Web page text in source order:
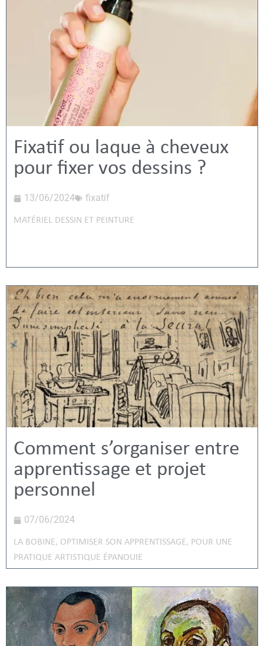
Fixatif ou laque à cheveux
pour fixer vos dessins ?
13/06/2024 fixatif
MATÉRIEL DESSIN ET PEINTURE
Comment s’organiser entre
apprentissage et projet
personnel
07/06/2024
LA BOBINE, OPTIMISER SON APPRENTISSAGE, POUR UNE
PRATIQUE ARTISTIQUE ÉPANOUIE